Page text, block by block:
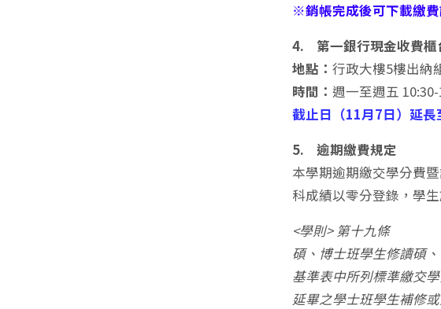
※銷帳完成後可下載繳
4. 第一銀行現金收費櫃
地點：行政大樓5樓出納
時間：週一至週五
截止日（11月7日）延
5. 逾期繳費規定
本學期逾期繳交學分費
科成績以零分登錄，學
<學則> 第十九條
碩、博士班學生修讀碩
基準表中所列標準繳交
延畢之學士班學生補修